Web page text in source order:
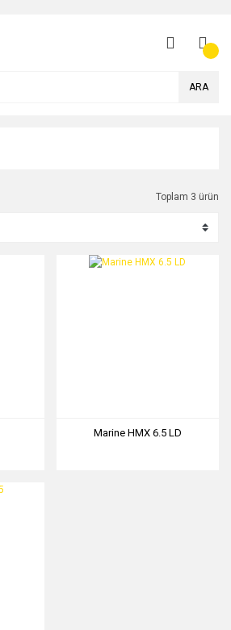
ARA
Toplam 3 ürün
Marine HMX 6.5 LD